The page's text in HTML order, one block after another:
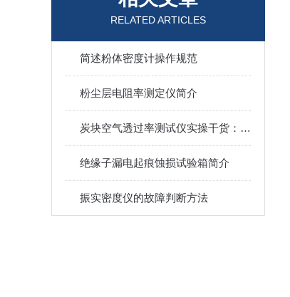
RELATED ARTICLES
简述粉体密度计操作规范
粉尘层电阻率测定仪简介
炭块空气透过率测试仪实操干货：原理、操作与养护技巧
绝缘子漏电起痕蚀损试验箱简介
振实密度仪的故障判断方法